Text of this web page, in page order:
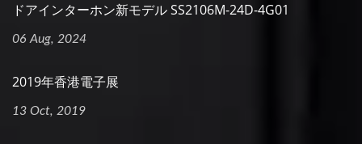
ドアインターホン新モデル SS2106M-24D-4G01
06 Aug, 2024
2019年香港電子展
13 Oct, 2019